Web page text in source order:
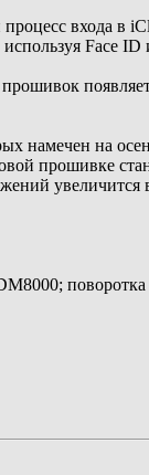
входа в
Face
намечен на
прошивке
увеличится